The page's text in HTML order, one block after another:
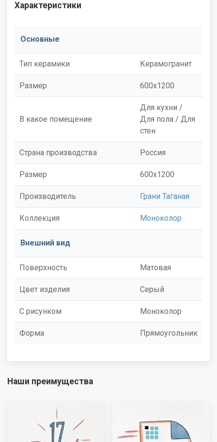
Характеристики
Основные
Тип керамики Керамогранит
Размер 600x1200
В какое помещение
Для кухни /
Для пола / Для
стен
Страна производства Россия
Размер 600x1200
Производитель Грани Таганая
Коллекция Моноколор
Внешний вид
Поверхность Матовая
Цвет изделия Серый
С рисунком Моноколор
Форма Прямоугольник
Наши преимущества